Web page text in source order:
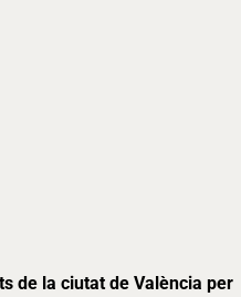
de la ciutat de València per